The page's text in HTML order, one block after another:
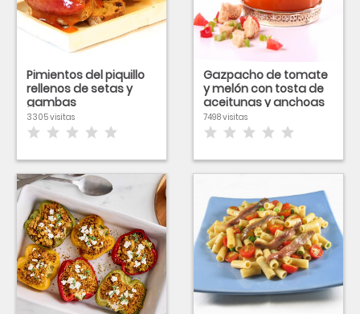
Pimientos del piquillo
rellenos de setas y
gambas
3305 visitas
Gazpacho de tomate
y melón con tosta de
aceitunas y anchoas
7498 visitas